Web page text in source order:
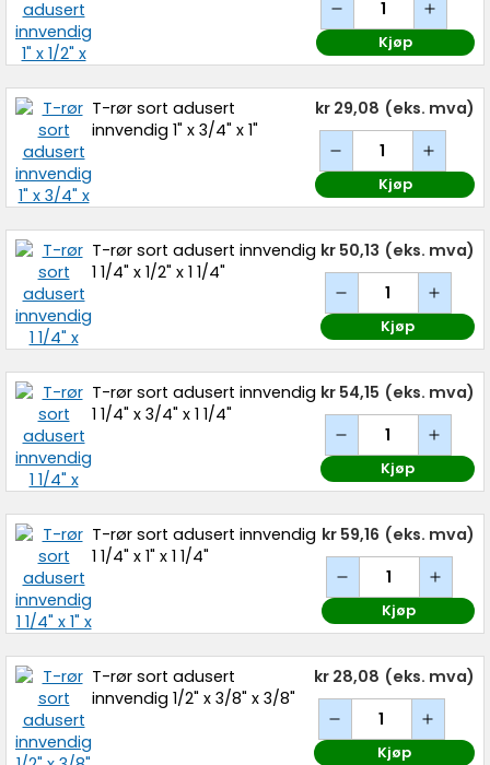
Kjøp
T-rør sort adusert
innvendig 1" x 3/4" x 1"
kr 29,08 (eks. mva)
Kjøp
T-rør sort adusert innvendig
1 1/4" x 1/2" x 1 1/4"
kr 50,13 (eks. mva)
Kjøp
T-rør sort adusert innvendig
1 1/4" x 3/4" x 1 1/4"
kr 54,15 (eks. mva)
Kjøp
T-rør sort adusert innvendig
1 1/4" x 1" x 1 1/4"
kr 59,16 (eks. mva)
Kjøp
T-rør sort adusert
innvendig 1/2" x 3/8" x 3/8"
kr 28,08 (eks. mva)
Kjøp